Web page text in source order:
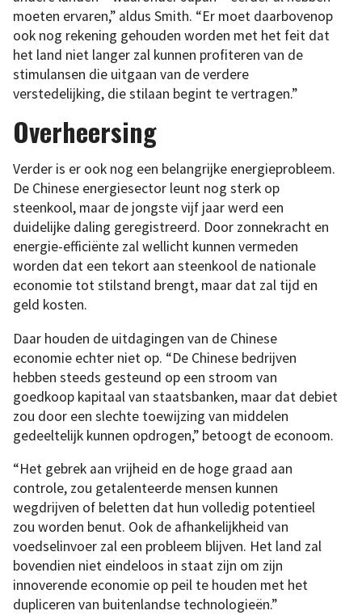
moeten ervaren,” aldus Smith. “Er moet daarbovenop
ook nog rekening gehouden worden met het feit dat
het land niet langer zal kunnen profiteren van de
stimulansen die uitgaan van de verdere
verstedelijking, die stilaan begint te vertragen.”
Overheersing
Verder is er ook nog een belangrijke energieprobleem.
De Chinese energiesector leunt nog sterk op
steenkool, maar de jongste vijf jaar werd een
duidelijke daling geregistreerd. Door zonnekracht en
energie-efficiënte zal wellicht kunnen vermeden
worden dat een tekort aan steenkool de nationale
economie tot stilstand brengt, maar dat zal tijd en
geld kosten.
Daar houden de uitdagingen van de Chinese
economie echter niet op. “De Chinese bedrijven
hebben steeds gesteund op een stroom van
goedkoop kapitaal van staatsbanken, maar dat debiet
zou door een slechte toewijzing van middelen
gedeeltelijk kunnen opdrogen,” betoogt de econoom.
“Het gebrek aan vrijheid en de hoge graad aan
controle, zou getalenteerde mensen kunnen
wegdrijven of beletten dat hun volledig potentieel
zou worden benut. Ook de afhankelijkheid van
voedselinvoer zal een probleem blijven. Het land zal
bovendien niet eindeloos in staat zijn om zijn
innoverende economie op peil te houden met het
dupliceren van buitenlandse technologieën.”